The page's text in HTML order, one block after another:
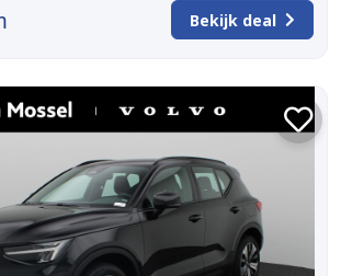
Bekijk deal